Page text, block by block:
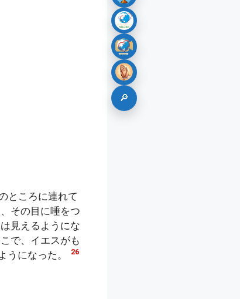
ところに連れて
その目に唾をつ
見えるようにな
で、イエスがも
うになった。
26
🔎